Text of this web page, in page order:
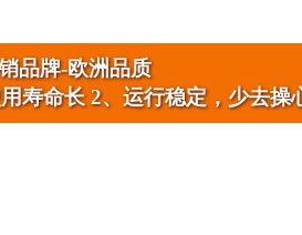
品牌-欧洲品质
寿命长 2、运行稳定，少去操